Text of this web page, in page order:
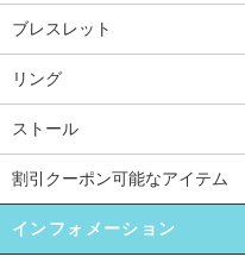
ブレスレット
リング
ストール
割引クーポン可能なアイテム
インフォメーション